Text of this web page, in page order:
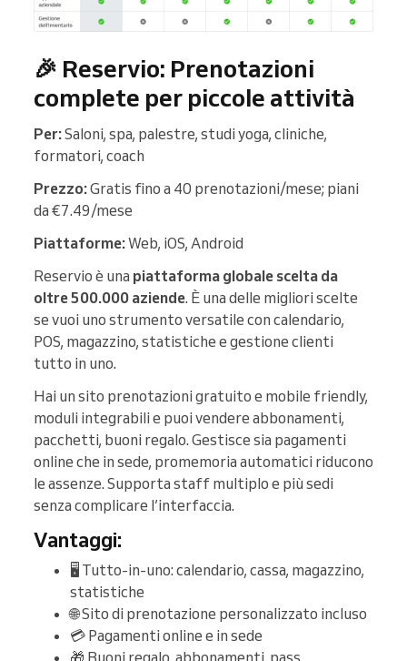
🎉 Reservio: Prenotazioni
complete per piccole attività
Per:Saloni, spa, palestre, studi yoga, cliniche,
formatori, coach
Prezzo:Gratis fino a 40 prenotazioni/mese; piani
da €7.49/mese
Piattaforme:Web, iOS, Android
Reservio è una piattaforma globale scelta da
oltre 500.000 aziende. È una delle migliori scelte
se vuoi uno strumento versatile con calendario,
POS, magazzino, statistiche e gestione clienti
tutto in uno.
Hai un sito prenotazioni gratuito e mobile friendly,
moduli integrabili e puoi vendere abbonamenti,
pacchetti, buoni regalo. Gestisce sia pagamenti
online che in sede, promemoria automatici riducono
le assenze. Supporta staff multiplo e più sedi
senza complicare l’interfaccia.
Vantaggi:
🖥️ Tutto-in-uno: calendario, cassa, magazzino,
statistiche
🌐 Sito di prenotazione personalizzato incluso
💳 Pagamenti online e in sede
🎁 Buoni regalo, abbonamenti, pass